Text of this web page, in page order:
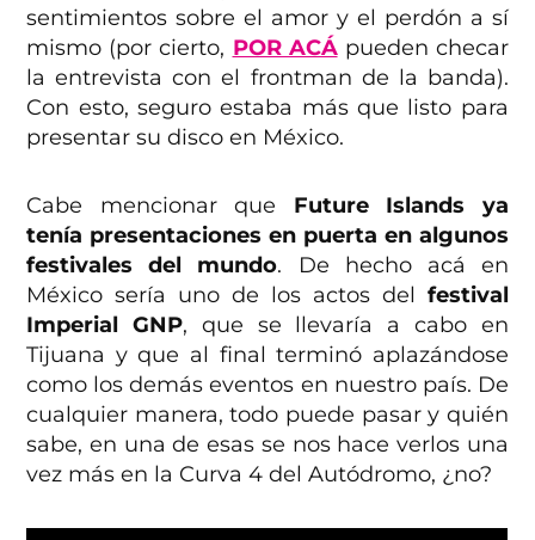
sentimientos sobre el amor y el perdón a sí
mismo (por cierto, POR ACÁpueden checar
la entrevista con el frontman de la banda).
Con esto, seguro estaba más que listo para
presentar su disco en México.
Cabe mencionar que Future Islands ya
tenía presentaciones en puerta en algunos
festivales del mundo. De hecho acá en
México sería uno de los actos del festival
Imperial GNP, que se llevaría a cabo en
Tijuana y que al final terminó aplazándose
como los demás eventos en nuestro país. De
cualquier manera, todo puede pasar y quién
sabe, en una de esas se nos hace verlos una
vez más en la Curva 4 del Autódromo, ¿no?